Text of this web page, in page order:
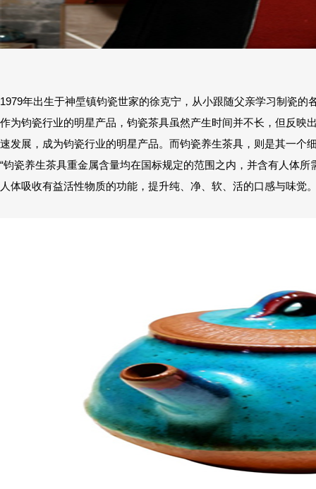
1979年出生于神垕镇钧瓷世家的徐克宁，从小跟随父亲学习制瓷
作为钧瓷行业的明星产品，钧瓷茶具虽然产生时间并不长，但反映
速发展，成为钧瓷行业的明星产品。而钧瓷养生茶具，则是其一个
“钧瓷养生茶具重金属含量均在国标规定的范围之内，并含有人体
人体吸收有益活性物质的功能，提升纯、净、软、活的口感与味觉